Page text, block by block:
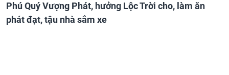
Phú Quý Vượng Phát, hưởng Lộc Trời cho, làm ăn
phát đạt, tậu nhà sắm xe